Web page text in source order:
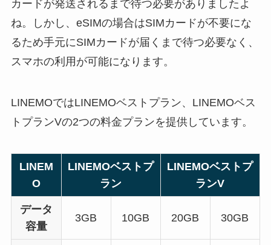
カードが発送されるまで待つ必要がありましたよ
ね。しかし、eSIMの場合はSIMカードが不要にな
るため手元にSIMカードが届くまで待つ必要なく、
スマホの利用が可能になります。
LINEMOではLINEMOベストプラン、LINEMOベス
トプランVの2つの料金プランを提供しています。
LINEM
O
LINEMOベストプ
ラン
LINEMOベストプ
ランV
データ
容量
3GB 10GB 20GB 30GB